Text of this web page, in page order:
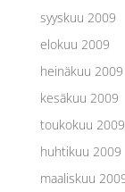
syyskuu 2009
elokuu 2009
heinäkuu 2009
kesäkuu 2009
toukokuu 2009
huhtikuu 2009
maaliskuu